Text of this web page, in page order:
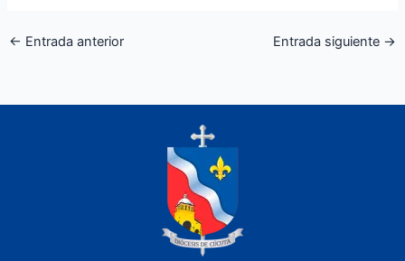
← Entrada anterior Entrada siguiente →